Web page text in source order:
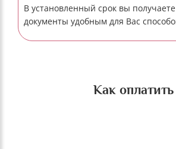
В установленный срок вы
документы удобным для Вас
Как оплатить